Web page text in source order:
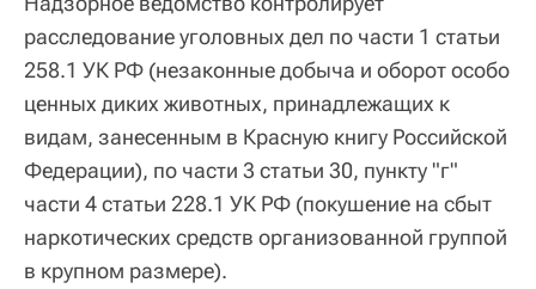
расследование уголовных дел по части 1 статьи
258.1 УК РФ (незаконные добыча и оборот особо
ценных диких животных, принадлежащих к
видам, занесенным в Красную книгу Российской
Федерации), по части 3 статьи 30, пункту "г"
части 4 статьи 228.1 УК РФ (покушение на сбыт
наркотических средств организованной группой
в крупном размере).